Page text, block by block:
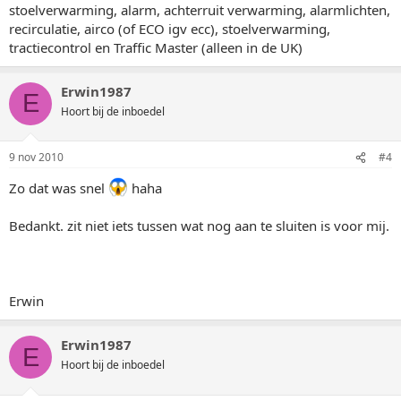
stoelverwarming, alarm, achterruit verwarming, alarmlichten,
recirculatie, airco (of ECO igv ecc), stoelverwarming,
tractiecontrol en Traffic Master (alleen in de UK)
E Erwin1987
Hoort bij de inboedel
9 nov 2010 #4
Zo dat was snel haha
Bedankt. zit niet iets tussen wat nog aan te sluiten is voor mij.
Erwin
E Erwin1987
Hoort bij de inboedel